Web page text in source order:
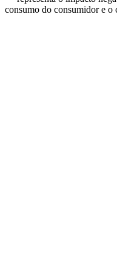
consumo do consumidor e o